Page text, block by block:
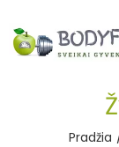
Pradžia